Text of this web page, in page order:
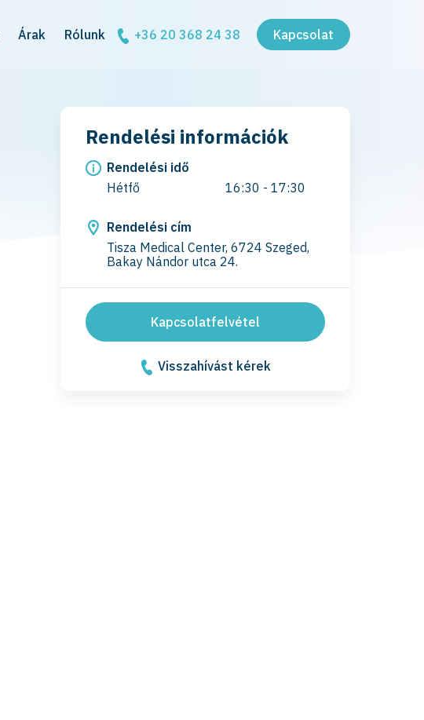
Árak Rólunk +36 20 368 24 38 Kapcsolat
Rendelési információk
Rendelési idő
Hétfő
16:30 - 17:30
Rendelési cím
Tisza Medical Center, 6724 Szeged,
Bakay Nándor utca 24.
Kapcsolatfelvétel
Visszahívást kérek